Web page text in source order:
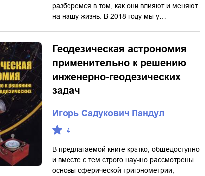
разберемся в том, как они влияют и меняют
на нашу жизнь. В 2018 году мы у…
Геодезическая астрономия
применительно к решению
инженерно-геодезических
задач
Игорь Садукович Пандул
4
В предлагаемой книге кратко, общедоступно
и вместе с тем строго научно рассмотрены
основы сферической тригонометрии,